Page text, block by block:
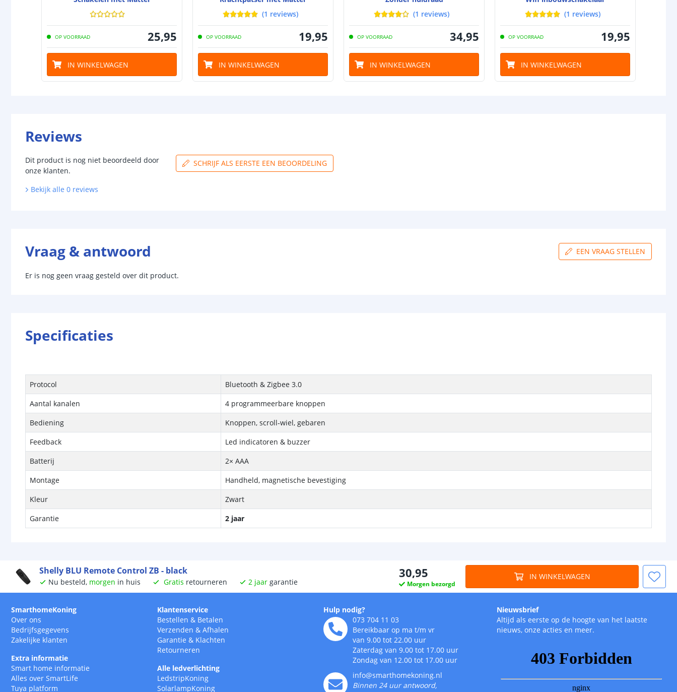
OP VOORRAAD 25,95
IN WINKELWAGEN
(1 reviews)
OP VOORRAAD 19,95
IN WINKELWAGEN
(1 reviews)
OP VOORRAAD 34,95
IN WINKELWAGEN
(1 reviews)
OP VOORRAAD 19,95
IN WINKELWAGEN
Reviews
Dit product is nog niet beoordeeld door
onze klanten.
SCHRIJF ALS EERSTE EEN BEOORDELING
Bekijk alle 0 reviews
Vraag & antwoord EEN VRAAG STELLEN
Er is nog geen vraag gesteld over dit product.
Specificaties
Protocol
Bluetooth & Zigbee 3.0
Aantal kanalen
4 programmeerbare knoppen
Bediening
Knoppen, scroll‑wiel, gebaren
Feedback
Led indicatoren & buzzer
Batterij
2× AAA
Montage
Handheld, magnetische bevestiging
Kleur
Zwart
Garantie
2 jaar
Shelly BLU Remote Control ZB - black
Nu besteld, morgen in huis Gratis retourneren 2 jaar garantie
30,95
Morgen bezorgd
IN WINKELWAGEN
SmarthomeKoning
Over ons
Bedrijfsgegevens
Zakelijke klanten
Extra informatie
Smart home informatie
Alles over SmartLife
Tuya platform
Klantenservice
Bestellen & Betalen
Verzenden & Afhalen
Garantie & Klachten
Retourneren
Alle ledverlichting
LedstripKoning
SolarlampKoning
Hulp nodig?
073 704 11 03
Bereikbaar op ma t/m vr
van 9.00 tot 22.00 uur
Zaterdag van 9.00 tot 17.00 uur
Zondag van 12.00 tot 17.00 uur
info@smarthomekoning.nl
Binnen 24 uur antwoord,
Nieuwsbrief
Altijd als eerste op de hoogte van het laatste
nieuws, onze acties en meer.